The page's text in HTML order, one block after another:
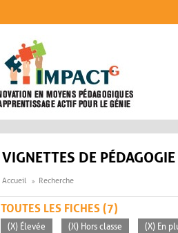
VIGNETTES DE
Accueil Recherche
TOUTES LES FICHES (7)
(X) Élevée (X) Hors classe (X) En